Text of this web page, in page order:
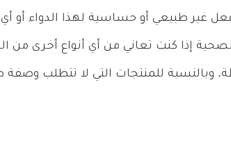
غير طبيعي أو حساسية لهذا الدواء أو أي
إذا كنت تعاني من أي أنواع أخرى من
وبالنسبة للمنتجات التي لا تتطلب وصفة